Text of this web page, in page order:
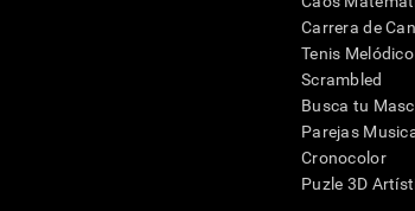
Carrera de
Tenis Melódico
Scrambled
Busca tu
Parejas
Cronocolor
Puzle 3D